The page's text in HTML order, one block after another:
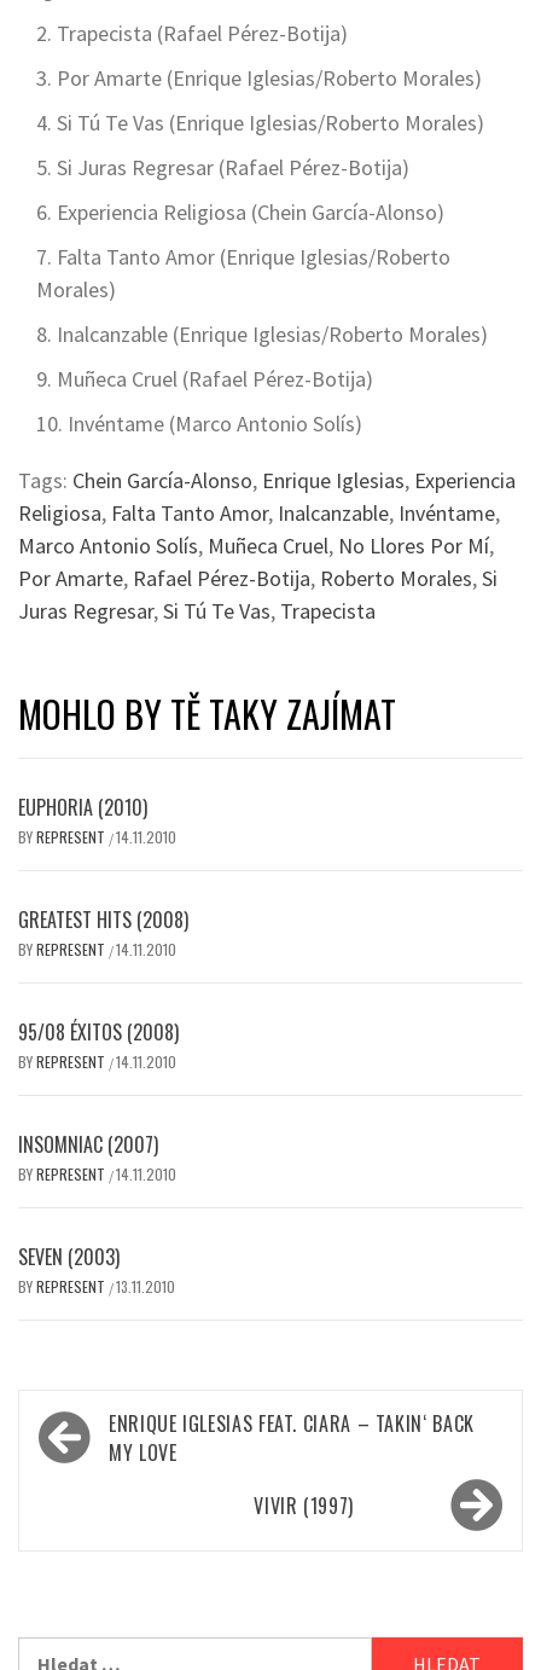
Trapecista (Rafael Pérez-Botija)
Por Amarte (Enrique Iglesias/Roberto Morales)
Si Tú Te Vas (Enrique Iglesias/Roberto Morales)
Si Juras Regresar (Rafael Pérez-Botija)
Experiencia Religiosa (Chein García-Alonso)
Falta Tanto Amor (Enrique Iglesias/Roberto
Morales)
Inalcanzable (Enrique Iglesias/Roberto Morales)
Muñeca Cruel (Rafael Pérez-Botija)
Invéntame (Marco Antonio Solís)
Tags: Chein García-Alonso, Enrique Iglesias, Experiencia
Religiosa, Falta Tanto Amor, Inalcanzable, Invéntame,
Marco Antonio Solís, Muñeca Cruel, No Llores Por Mí,
Por Amarte, Rafael Pérez-Botija, Roberto Morales,Si
Juras Regresar,Si Tú Te Vas, Trapecista
MOHLO BY TĚ TAKY ZAJÍMAT
EUPHORIA (2010)
BYREPRESENT /14.11.2010
GREATEST HITS (2008)
BYREPRESENT /14.11.2010
95/08 ÉXITOS (2008)
BYREPRESENT /14.11.2010
INSOMNIAC (2007)
BYREPRESENT /14.11.2010
SEVEN (2003)
BYREPRESENT /13.11.2010
Navigace
pro
ENRIQUE IGLESIAS FEAT. CIARA – TAKIN‘ BACK
MY LOVE
VIVIR (1997)